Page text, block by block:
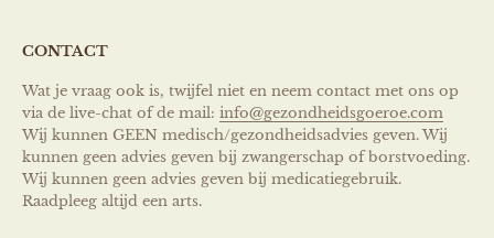
CONTACT
Wat je vraag ook is, twijfel niet en neem contact met ons op
via de live-chat of de mail: info@gezondheidsgoeroe.com
Wij kunnen GEEN medisch/gezondheidsadvies geven. Wij
kunnen geen advies geven bij zwangerschap of borstvoeding.
Wij kunnen geen advies geven bij medicatiegebruik.
Raadpleeg altijd een arts.